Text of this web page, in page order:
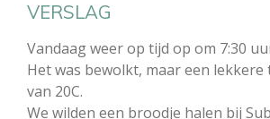
VERSLAG
Vandaag weer op tijd op om 7:30
Het was bewolkt, maar een
van 20C.
We wilden een broodje halen bij